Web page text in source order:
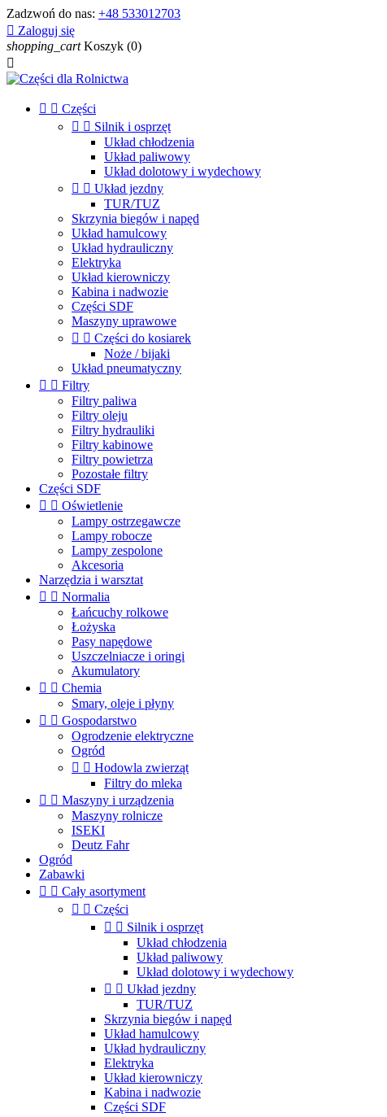
Zadzwoń do nas: +48 533012703
 Zaloguj się
shopping_cart Koszyk (0)

  Części
  Silnik i osprzęt
Układ chłodzenia
Układ paliwowy
Układ dolotowy i wydechowy
  Układ jezdny
TUR/TUZ
Skrzynia biegów i napęd
Układ hamulcowy
Układ hydrauliczny
Elektryka
Układ kierowniczy
Kabina i nadwozie
Części SDF
Maszyny uprawowe
  Części do kosiarek
Noże / bijaki
Układ pneumatyczny
  Filtry
Filtry paliwa
Filtry oleju
Filtry hydrauliki
Filtry kabinowe
Filtry powietrza
Pozostałe filtry
Części SDF
  Oświetlenie
Lampy ostrzegawcze
Lampy robocze
Lampy zespolone
Akcesoria
Narzędzia i warsztat
  Normalia
Łańcuchy rolkowe
Łożyska
Pasy napędowe
Uszczelniacze i oringi
Akumulatory
  Chemia
Smary, oleje i płyny
  Gospodarstwo
Ogrodzenie elektryczne
Ogród
  Hodowla zwierząt
Filtry do mleka
  Maszyny i urządzenia
Maszyny rolnicze
ISEKI
Deutz Fahr
Ogród
Zabawki
  Cały asortyment
  Części
  Silnik i osprzęt
Układ chłodzenia
Układ paliwowy
Układ dolotowy i wydechowy
  Układ jezdny
TUR/TUZ
Skrzynia biegów i napęd
Układ hamulcowy
Układ hydrauliczny
Elektryka
Układ kierowniczy
Kabina i nadwozie
Części SDF